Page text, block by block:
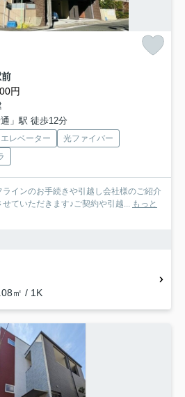
円
」駅 徒歩12分
エレベーター
光ファイバー
インのお手続きや引越し会社様のご紹介
ていただきます♪ご契約や引越... もっと
㎡ / 1K